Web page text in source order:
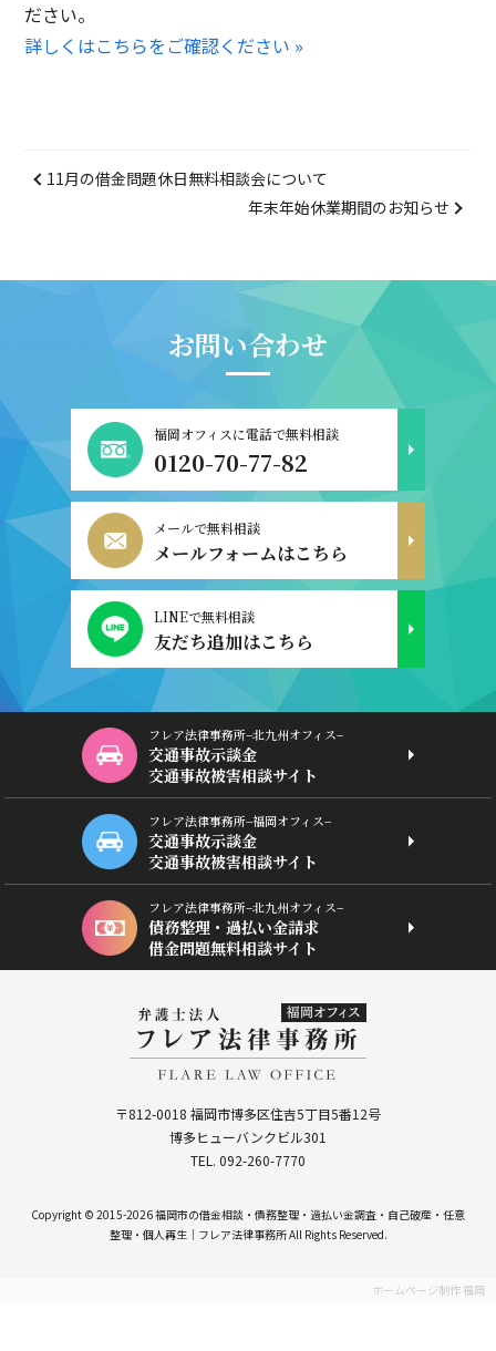
ださい。
詳しくはこちらをご確認ください »
11月の借金問題休日無料相談会について
年末年始休業期間のお知らせ
お問い合わせ
福岡オフィスに電話で無料相談
0120-70-77-82
メールで無料相談
メールフォームはこちら
LINEで無料相談
友だち追加はこちら
フレア法律事務所−北九州オフィス−
交通事故示談金
交通事故被害相談サイト
フレア法律事務所−福岡オフィス−
交通事故示談金
交通事故被害相談サイト
フレア法律事務所−北九州オフィス−
債務整理・過払い金請求
借金問題無料相談サイト
〒812-0018 福岡市博多区住吉5丁目5番12号
博多ヒューバンクビル301
TEL. 092-260-7770
Copyright © 2015-2026 福岡市の借金相談・債務整理・過払い金調査・自己破産・任意
整理・個人再生｜フレア法律事務所 All Rights Reserved.
ホームページ制作 福岡